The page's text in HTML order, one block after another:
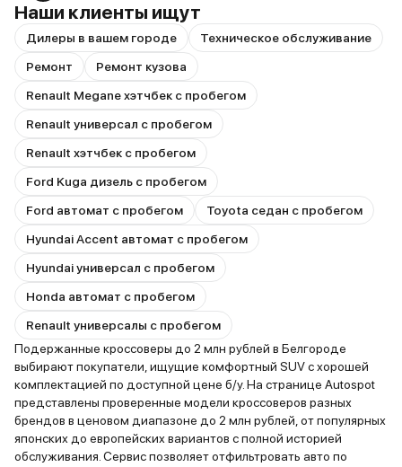
Наши клиенты ищут
Дилеры в вашем городе
Техническое обслуживание
Ремонт
Ремонт кузова
Renault Megane хэтчбек с пробегом
Renault универсал с пробегом
Renault хэтчбек с пробегом
Ford Kuga дизель с пробегом
Ford автомат с пробегом
Toyota седан с пробегом
Hyundai Accent автомат с пробегом
Hyundai универсал с пробегом
Honda автомат с пробегом
Renault универсалы с пробегом
Подержанные кроссоверы до 2 млн рублей в Белгороде
выбирают покупатели, ищущие комфортный SUV с хорошей
комплектацией по доступной цене б/у. На странице Autospot
представлены проверенные модели кроссоверов разных
брендов в ценовом диапазоне до 2 млн рублей, от популярных
японских до европейских вариантов с полной историей
обслуживания. Сервис позволяет отфильтровать авто по